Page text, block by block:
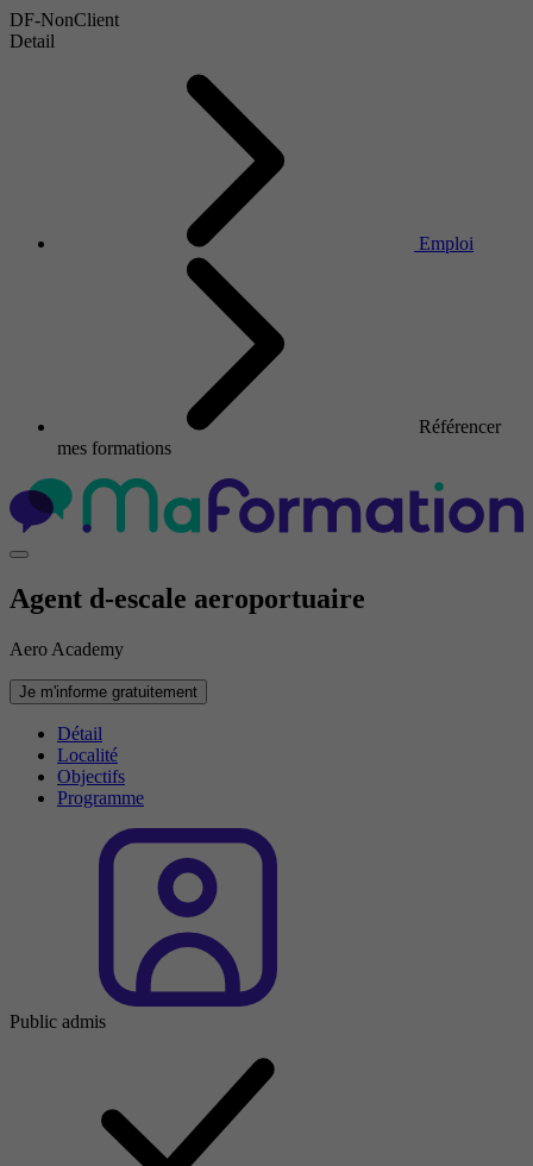
DF-NonClient
Detail
Emploi
Référencer
mes formations
Agent d-escale aeroportuaire
Aero Academy
Je m'informe gratuitement
Détail
Localité
Objectifs
Programme
Public admis